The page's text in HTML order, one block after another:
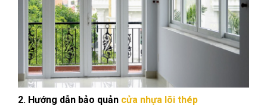
2. Hướng dẫn bảo quản cửa nhựa lõi thép